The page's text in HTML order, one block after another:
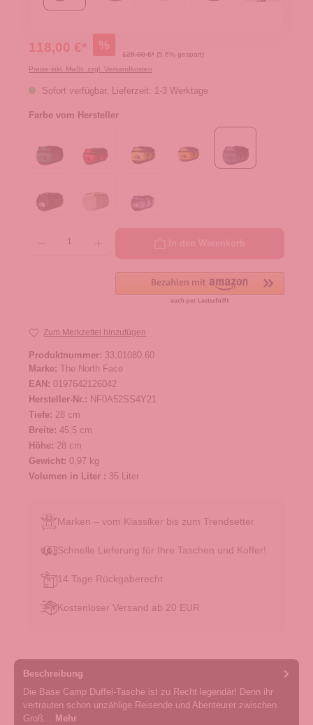
118,00 €* %
125,00 €* (5.6% gespart)
Preise inkl. MwSt. zzgl. Versandkosten
Sofort verfügbar, Lieferzeit: 1-3 Werktage
Farbe vom Hersteller
Zum Merkzettel hinzufügen
Produktnummer: 33.01080.60
Marke: The North Face
EAN: 0197642126042
Hersteller-Nr.: NF0A52SS4Y21
Tiefe: 28 cm
Breite: 45,5 cm
Höhe: 28 cm
Gewicht: 0,97 kg
Volumen in Liter : 35 Liter
Marken – vom Klassiker bis zum Trendsetter
Schnelle Lieferung für Ihre Taschen und Koffer!
14 Tage Rückgaberecht
Kostenloser Versand ab 20 EUR
Beschreibung
Die Base Camp Duffel-Tasche ist zu Recht legendär! Denn ihr
vertrauten schon unzählige Reisende und Abenteurer zwischen
Groß… Mehr